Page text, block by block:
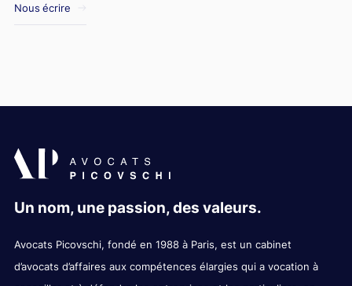
Nous écrire
Un nom, une passion, des valeurs.
Avocats Picovschi, fondé en 1988 à Paris, est un cabinet
d’avocats d’affaires aux compétences élargies qui a vocation à